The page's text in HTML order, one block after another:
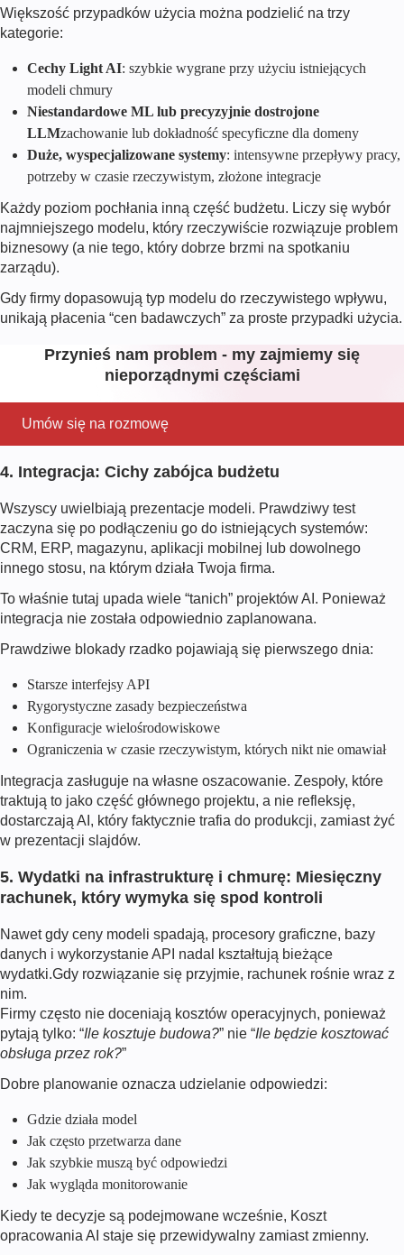
Większość przypadków użycia można podzielić na trzy
kategorie:
Cechy Light AI: szybkie wygrane przy użyciu istniejących
modeli chmury
Niestandardowe ML lub precyzyjnie dostrojone
LLMzachowanie lub dokładność specyficzne dla domeny
Duże, wyspecjalizowane systemy: intensywne przepływy pracy,
potrzeby w czasie rzeczywistym, złożone integracje
Każdy poziom pochłania inną część budżetu. Liczy się wybór
najmniejszego modelu, który rzeczywiście rozwiązuje problem
biznesowy (a nie tego, który dobrze brzmi na spotkaniu
zarządu).
Gdy firmy dopasowują typ modelu do rzeczywistego wpływu,
unikają płacenia “cen badawczych” za proste przypadki użycia.
Przynieś nam problem - my zajmiemy się
nieporządnymi częściami
Umów się na rozmowę
4. Integracja: Cichy zabójca budżetu
Wszyscy uwielbiają prezentacje modeli. Prawdziwy test
zaczyna się po podłączeniu go do istniejących systemów:
CRM, ERP, magazynu, aplikacji mobilnej lub dowolnego
innego stosu, na którym działa Twoja firma.
To właśnie tutaj upada wiele “tanich” projektów AI. Ponieważ
integracja nie została odpowiednio zaplanowana.
Prawdziwe blokady rzadko pojawiają się pierwszego dnia:
Starsze interfejsy API
Rygorystyczne zasady bezpieczeństwa
Konfiguracje wielośrodowiskowe
Ograniczenia w czasie rzeczywistym, których nikt nie omawiał
Integracja zasługuje na własne oszacowanie. Zespoły, które
traktują to jako część głównego projektu, a nie refleksję,
dostarczają AI, który faktycznie trafia do produkcji, zamiast żyć
w prezentacji slajdów.
5. Wydatki na infrastrukturę i chmurę: Miesięczny
rachunek, który wymyka się spod kontroli
Nawet gdy ceny modeli spadają, procesory graficzne, bazy
danych i wykorzystanie API nadal kształtują bieżące
wydatki.Gdy rozwiązanie się przyjmie, rachunek rośnie wraz z
nim.
Firmy często nie doceniają kosztów operacyjnych, ponieważ
pytają tylko: “Ile kosztuje budowa?” nie “Ile będzie kosztować
obsługa przez rok?”
Dobre planowanie oznacza udzielanie odpowiedzi:
Gdzie działa model
Jak często przetwarza dane
Jak szybkie muszą być odpowiedzi
Jak wygląda monitorowanie
Kiedy te decyzje są podejmowane wcześnie, Koszt
opracowania AI staje się przewidywalny zamiast zmienny.